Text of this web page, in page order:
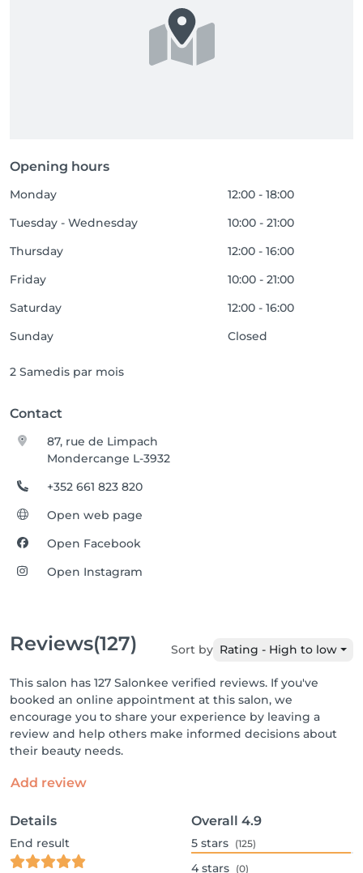
Opening hours
Monday
12:00 - 18:00
Tuesday - Wednesday
10:00 - 21:00
Thursday
12:00 - 16:00
Friday
10:00 - 21:00
Saturday
12:00 - 16:00
Sunday
Closed
2 Samedis par mois
Contact
87, rue de Limpach
Mondercange L-3932
+352 661 823 820
Open web page
Open Facebook
Open Instagram
Reviews(127) Sort by Rating - High to low
This salon has 127 Salonkee verified reviews. If you've
booked an online appointment at this salon, we
encourage you to share your experience by leaving a
review and help others make informed decisions about
their beauty needs.
Add review
Details
End result
Overall 4.9
5 stars (125)
4 stars (0)